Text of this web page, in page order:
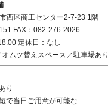
西区商工センター2-7-23 1階
FAX：082-276-2026
定休日：なし
ムツ替えスペース／駐車場あり
り
で当日ご用意が可能な